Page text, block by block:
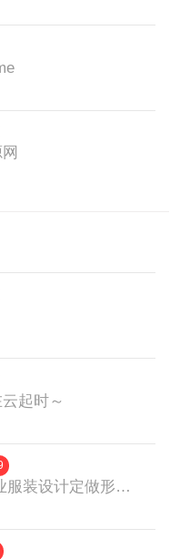
起时～
善德国际商城 专业服装设计定做形象改造，西服定做，工作服定做，衬衫定做，T恤衫定做等。电话18634407893